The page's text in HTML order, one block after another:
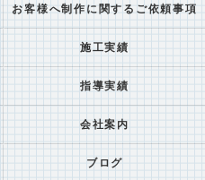
お客様へ制作に関するご依頼事項
施工実績
指導実績
会社案内
ブログ